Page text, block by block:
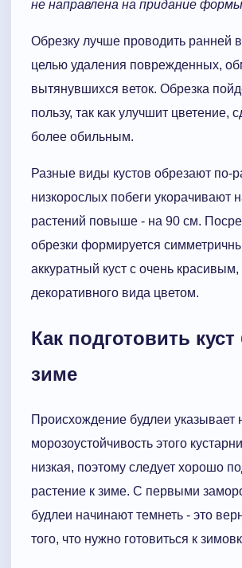
не направлена на придание
Обрезку лучше проводить ранней
целью удаления поврежденных,
вытянувшихся веток. Обрезка
пользу, так как улучшит цветение,
более обильным.
Разные виды кустов обрезают по-
низкорослых побеги укорачивают
растений повыше - на 90 см.
обрезки формируется
аккуратный куст с очень красивым,
декоративного вида цветом.
Как подготовить
зиме
Происхождение будлеи указывает
морозоустойчивость этого
низкая, поэтому следует хорошо
растение к зиме. С первыми
будлеи начинают темнеть - это
того, что нужно готовиться к